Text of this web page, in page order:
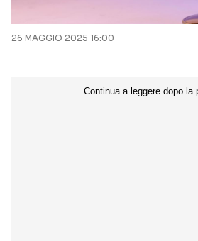
26 MAGGIO 2025 16:00